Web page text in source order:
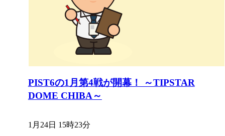
PIST6の1月第4戦が開幕！ ～TIPSTAR
DOME CHIBA～
1月24日 15時23分